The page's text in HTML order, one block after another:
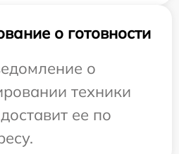
о готовности
о
техники
ее по